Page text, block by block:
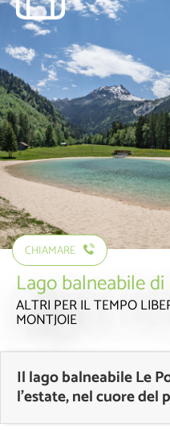
CHIAMARE
Lago balneabile
ALTRI PER IL TEMPO
MONTJOIE
Il lago balneabile Le
l'estate, nel cuore del